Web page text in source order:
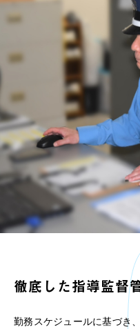
徹底した指導監督
勤務スケジュールに基づき